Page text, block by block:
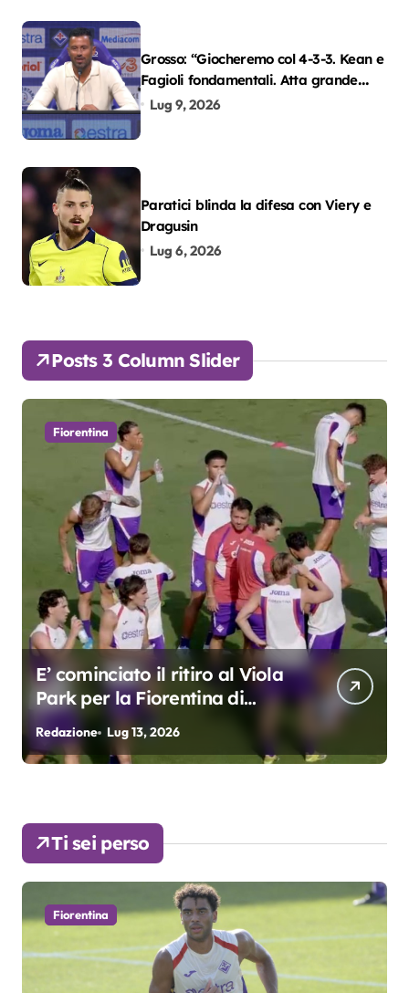
Grosso: “Giocheremo col 4-3-3. Kean e
Fagioli fondamentali. Atta grande
colpo”
Lug 9, 2026
Paratici blinda la difesa con Viery e
Dragusin
Lug 6, 2026
Posts 3 Column Slider
Fiorentina
E’ cominciato il ritiro al Viola
Park per la Fiorentina di
Grosso
Redazione Lug 13, 2026
Ti sei perso
Fiorentina